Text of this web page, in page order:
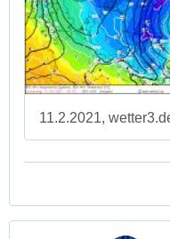
11.2.2021,